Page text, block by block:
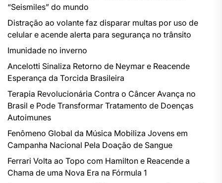
“Seismiles” do mundo
Distração ao volante faz disparar multas por uso de
celular e acende alerta para segurança no trânsito
Imunidade no inverno
Ancelotti Sinaliza Retorno de Neymar e Reacende
Esperança da Torcida Brasileira
Terapia Revolucionária Contra o Câncer Avança no
Brasil e Pode Transformar Tratamento de Doenças
Autoimunes
Fenômeno Global da Música Mobiliza Jovens em
Campanha Nacional Pela Doação de Sangue
Ferrari Volta ao Topo com Hamilton e Reacende a
Chama de uma Nova Era na Fórmula 1